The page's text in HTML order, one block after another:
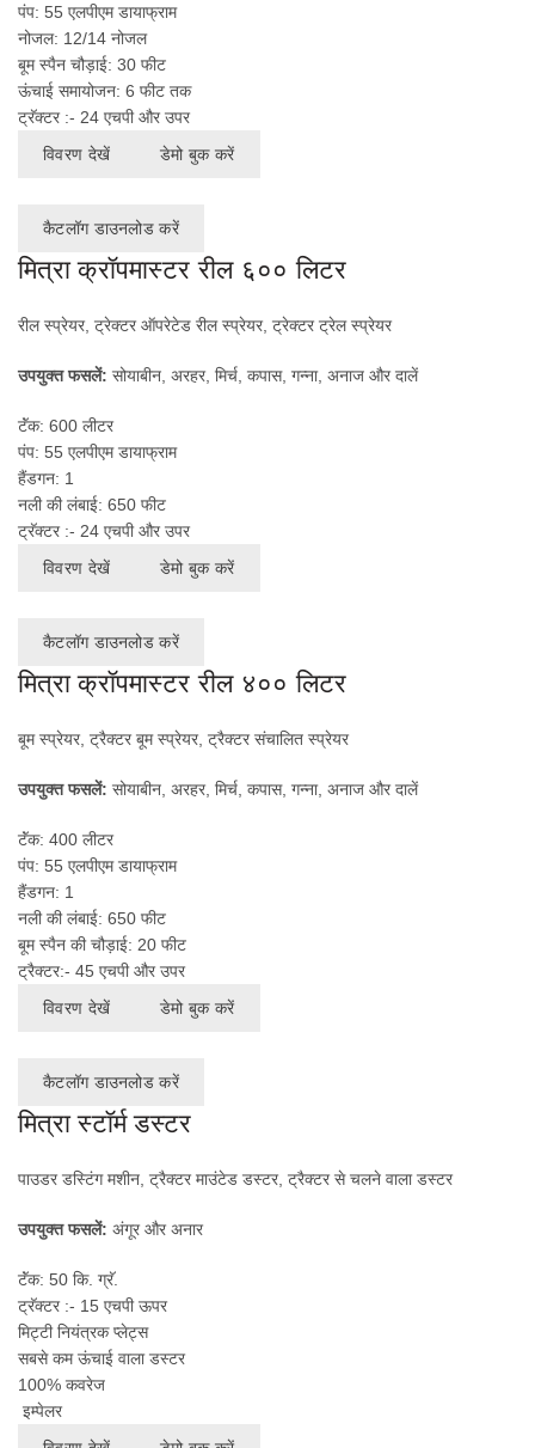
पंप: 55 एलपीएम डायाफ्राम
नोजल: 12/14 नोजल
बूम स्पैन चौड़ाई: 30 फीट
ऊंचाई समायोजन: 6 फीट तक
ट्रॅक्टर :- 24 एचपी और उपर
विवरण देखें
डेमो बुक करें
कैटलॉग डाउनलोड करें
मित्रा क्रॉपमास्टर रील ६०० लिटर
रील स्प्रेयर, ट्रेक्टर ऑपरेटेड रील स्प्रेयर, ट्रेक्टर ट्रेल स्प्रेयर
उपयुक्त फसलें: सोयाबीन, अरहर, मिर्च, कपास, गन्ना, अनाज और दालें
टॅंक: 600 लीटर
पंप: 55 एलपीएम डायाफ्राम
हैंडगन: 1
नली की लंबाई: 650 फीट
ट्रॅक्टर :- 24 एचपी और उपर
विवरण देखें
डेमो बुक करें
कैटलॉग डाउनलोड करें
मित्रा क्रॉपमास्टर रील ४०० लिटर
बूम स्प्रेयर, ट्रैक्टर बूम स्प्रेयर, ट्रैक्टर संचालित स्प्रेयर
उपयुक्त फसलें: सोयाबीन, अरहर, मिर्च, कपास, गन्ना, अनाज और दालें
टॅंक: 400 लीटर
पंप: 55 एलपीएम डायाफ्राम
हैंडगन: 1
नली की लंबाई: 650 फीट
बूम स्पैन की चौड़ाई: 20 फीट
ट्रैक्टर:- 45 एचपी और उपर
विवरण देखें
डेमो बुक करें
कैटलॉग डाउनलोड करें
मित्रा स्टॉर्म डस्टर
पाउडर डस्टिंग मशीन, ट्रैक्टर माउंटेड डस्टर, ट्रैक्टर से चलने वाला डस्टर
उपयुक्त फसलें: अंगूर और अनार
टॅंक: 50 कि. ग्रॅ.
ट्रॅक्टर :- 15 एचपी ऊपर
मिट्टी नियंत्रक प्लेट्स
सबसे कम ऊंचाई वाला डस्टर
100% कवरेज
इम्पेलर